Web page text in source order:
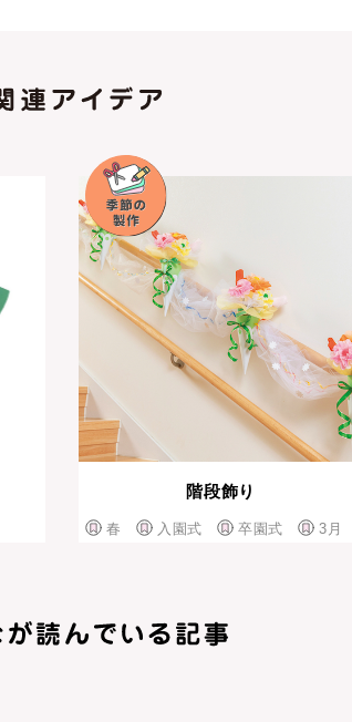
階段飾り
春 入園式 卒園式 3月